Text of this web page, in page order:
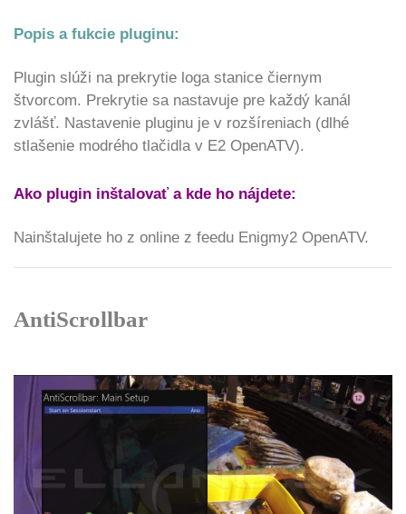
Popis a fukcie pluginu:
Plugin slúži na prekrytie loga stanice čiernym
štvorcom. Prekrytie sa nastavuje pre každý kanál
zvlášť. Nastavenie pluginu je v rozšíreniach (dlhé
stlašenie modrého tlačidla v E2 OpenATV).
Ako plugin inštalovať a kde ho nájdete:
Nainštalujete ho z online z feedu Enigmy2 OpenATV.
AntiScrollbar